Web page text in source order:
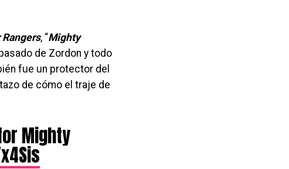
, “Mighty
de Zordon y todo
fue un protector del
de cómo el traje de
Mighty